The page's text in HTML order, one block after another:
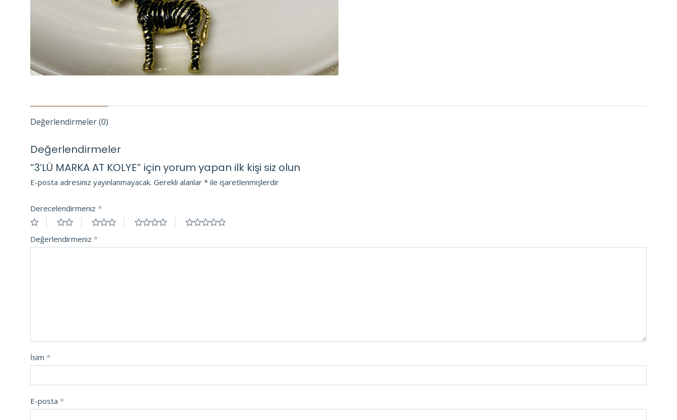
Değerlendirmeler (0)
Değerlendirmeler
“3’LÜ MARKA AT KOLYE” için yorum yapan ilk kişi siz olun
E-posta adresiniz yayınlanmayacak. Gerekli alanlar * ile işaretlenmişlerdir
Derecelendirmeniz *
Değerlendirmeniz *
İsim *
E-posta *